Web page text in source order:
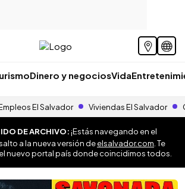
Dinero y negociosVida
El Salvador Viviendas El Salvador
DE ARCHIVO:¡Estás navegando en el
a la nueva versión deelsalvador.com . Te
nuevo portal país donde coincidimos todos.